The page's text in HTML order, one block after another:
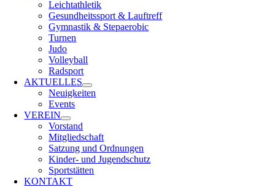
Leichtathletik
Gesundheitssport & Lauftreff
Gymnastik & Stepaerobic
Turnen
Judo
Volleyball
Radsport
AKTUELLES
Neuigkeiten
Events
VEREIN
Vorstand
Mitgliedschaft
Satzung und Ordnungen
Kinder- und Jugendschutz
Sportstätten
KONTAKT